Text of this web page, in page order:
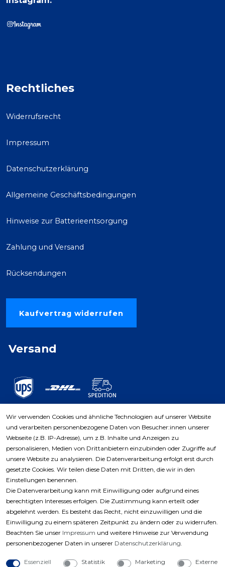
Rechtliches
Widerrufsrecht
Impressum
Datenschutzerklärung
Allgemeine Geschäftsbedingungen
Hinweise zur Batterieentsorgung
Zahlung und Versand
Rücksendungen
Kaufvertrag widerrufen
Versand
Zahlungsarten
Wir verwenden Cookies und ähnliche Technologien auf unserer Website
und verarbeiten personenbezogene Daten von Besucher:innen unserer
Webseite (z.B. IP-Adresse), um z.B. Inhalte und Anzeigen zu
personalisieren, Medien von Drittanbietern einzubinden oder Zugriffe auf
unsere Website zu analysieren. Die Datenverarbeitung erfolgt erst durch
gesetzte Cookies. Wir teilen diese Daten mit Dritten, die wir in den
Einstellungen benennen.
Die Datenverarbeitung kann mit Einwilligung oder aufgrund eines
berechtigten Interesses erfolgen. Die Zustimmung kann erteilt oder
abgelehnt werden. Es besteht das Recht, nicht einzuwilligen und die
Einwilligung zu einem späteren Zeitpunkt zu ändern oder zu widerrufen.
Beachten Sie unser Impressum und weitere Hinweise zur Verwendung
personenbezogener Daten in unserer Daten­schutz­erklärung.
Essenziell Statistik Marketing Externe